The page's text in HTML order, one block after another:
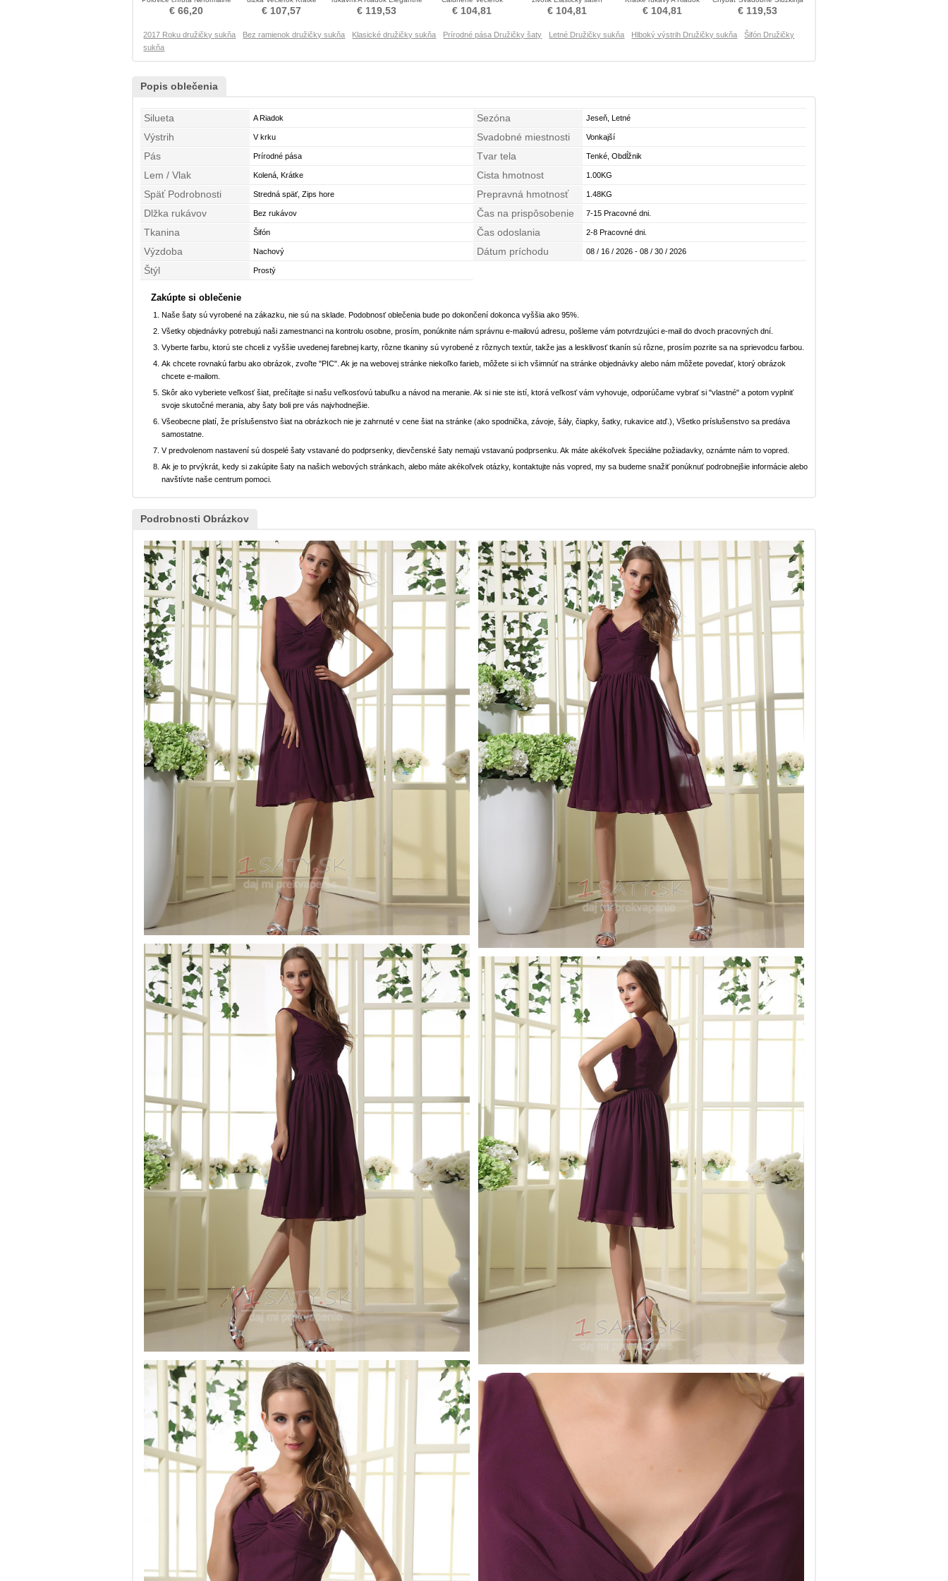
Družica obleko
€ 66,20
rukávy Družičky šaty
€ 107,57
Družičky šaty
€ 119,53
Služkinja obleko časti
€ 104,81
Družica obleko
€ 104,81
Družica obleko
€ 104,81
obleko časti
€ 119,53
2017 Roku družičky sukňa Bez ramienok družičky sukňa Klasické družičky sukňa Prírodné pása Družičky šaty Letné Družičky sukňa Hlboký výstrih Družičky sukňa
Šifón Družičky
sukňa
Popis oblečenia
Silueta A Riadok Sezóna Jeseň, Letné
Výstrih V krku Svadobné miestnosti Vonkajší
Pás Prírodné pása Tvar tela Tenké, Obdĺžnik
Lem / Vlak Kolená, Krátke Cista hmotnost 1.00KG
Späť Podrobnosti Stredná späť, Zips hore Prepravná hmotnosť 1.48KG
Dlžka rukávov Bez rukávov Čas na prispôsobenie 7-15 Pracovné dni.
Tkanina Šifón Čas odoslania 2-8 Pracovné dni.
Výzdoba Nachový Dátum príchodu 08 / 16 / 2026 - 08 / 30 / 2026
Štýl Prostý
Zakúpte si oblečenie
Naše šaty sú vyrobené na zákazku, nie sú na sklade. Podobnosť oblečenia bude po dokončení dokonca vyššia ako 95%.
Všetky objednávky potrebujú naši zamestnanci na kontrolu osobne, prosím, ponúknite nám správnu e-mailovú adresu, pošleme vám potvrdzujúci e-mail do dvoch pracovných dní.
Vyberte farbu, ktorú ste chceli z vyššie uvedenej farebnej karty, rôzne tkaniny sú vyrobené z rôznych textúr, takže jas a lesklivosť tkanín sú rôzne, prosím pozrite sa na sprievodcu farbou.
Ak chcete rovnakú farbu ako obrázok, zvoľte "PIC". Ak je na webovej stránke niekoľko farieb, môžete si ich všimnúť na stránke objednávky alebo nám môžete povedať, ktorý obrázok
chcete e-mailom.
Skôr ako vyberiete veľkosť šiat, prečítajte si našu veľkosťovú tabuľku a návod na meranie. Ak si nie ste istí, ktorá veľkosť vám vyhovuje, odporúčame vybrať si "vlastné" a potom vyplniť
svoje skutočné merania, aby šaty boli pre vás najvhodnejšie.
Všeobecne platí, že príslušenstvo šiat na obrázkoch nie je zahrnuté v cene šiat na stránke (ako spodnička, závoje, šály, čiapky, šatky, rukavice atď.), Všetko príslušenstvo sa predáva
samostatne.
V predvolenom nastavení sú dospelé šaty vstavané do podprsenky, dievčenské šaty nemajú vstavanú podprsenku. Ak máte akékoľvek špeciálne požiadavky, oznámte nám to vopred.
Ak je to prvýkrát, kedy si zakúpite šaty na našich webových stránkach, alebo máte akékoľvek otázky, kontaktujte nás vopred, my sa budeme snažiť ponúknuť podrobnejšie informácie alebo
navštívte naše centrum pomoci.
Podrobnosti Obrázkov